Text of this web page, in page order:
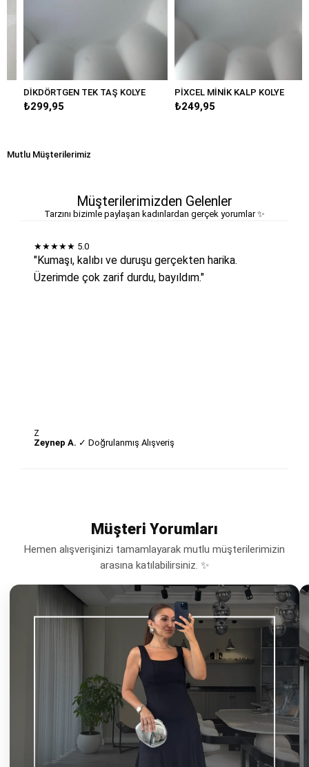
DİKDÖRTGEN TEK TAŞ KOLYE
₺299,95
PİXCEL MİNİK KALP KOLYE
₺249,95
Mutlu Müşterilerimiz
Müşterilerimizden Gelenler
Tarzını bizimle paylaşan kadınlardan gerçek yorumlar ✨
★★★★★ 5.0
"Kumaşı, kalıbı ve duruşu gerçekten harika.
Üzerimde çok zarif durdu, bayıldım."
Z
Zeynep A. ✓ Doğrulanmış Alışveriş
Müşteri Yorumları
Hemen alışverişinizi tamamlayarak mutlu müşterilerimizin
arasına katılabilirsiniz. ✨